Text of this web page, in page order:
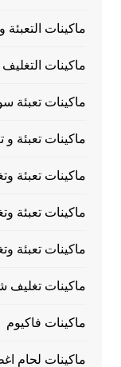
ماكينات التعبئة
ماكينات
ماكينات تعبئة
ماكينات تعبئة و
ماكينات تعبئة
ماكينات تعبئة
ماكينات تعبئة
ماكينات تغليف
ماكينات فاكيوم
ماكينات لحام